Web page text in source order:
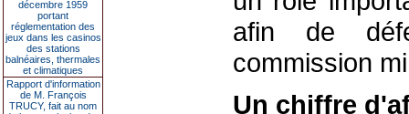
décembre 1959
portant
réglementation des
jeux dans les casinos
des stations
balnéaires, thermales
et climatiques
Rapport d'information
de M. François
TRUCY, fait au nom
afin de
commission
Un chiffre